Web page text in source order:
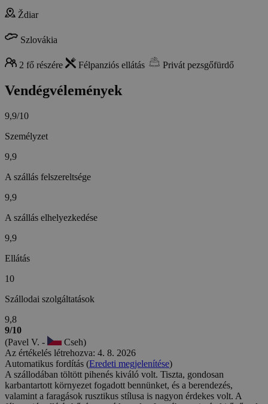
Ždiar
Szlovákia
2 fő részére Félpanziós ellátás Privát pezsgőfürdő
Vendégvélemények
9,9/10
Személyzet
9,9
A szállás felszereltsége
9,9
A szállás elhelyezkedése
9,9
Ellátás
10
Szállodai szolgáltatások
9,8
9/10
(Pavel V. -
Cseh)
Az értékelés létrehozva: 4. 8. 2026
Automatikus fordítás (Eredeti megjelenítése)
A szállodában töltött pihenés kiváló volt. Tiszta, gondosan
karbantartott környezet fogadott bennünket, és a berendezés,
valamint a faragások rusztikus stílusa is nagyon érdekes volt. A